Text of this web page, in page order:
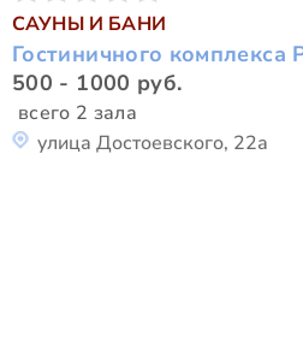
САУНЫ И БАНИ
Гостиничного комплекса
500 - 1000 руб.
всего 2 зала
улица Достоевского, 22а